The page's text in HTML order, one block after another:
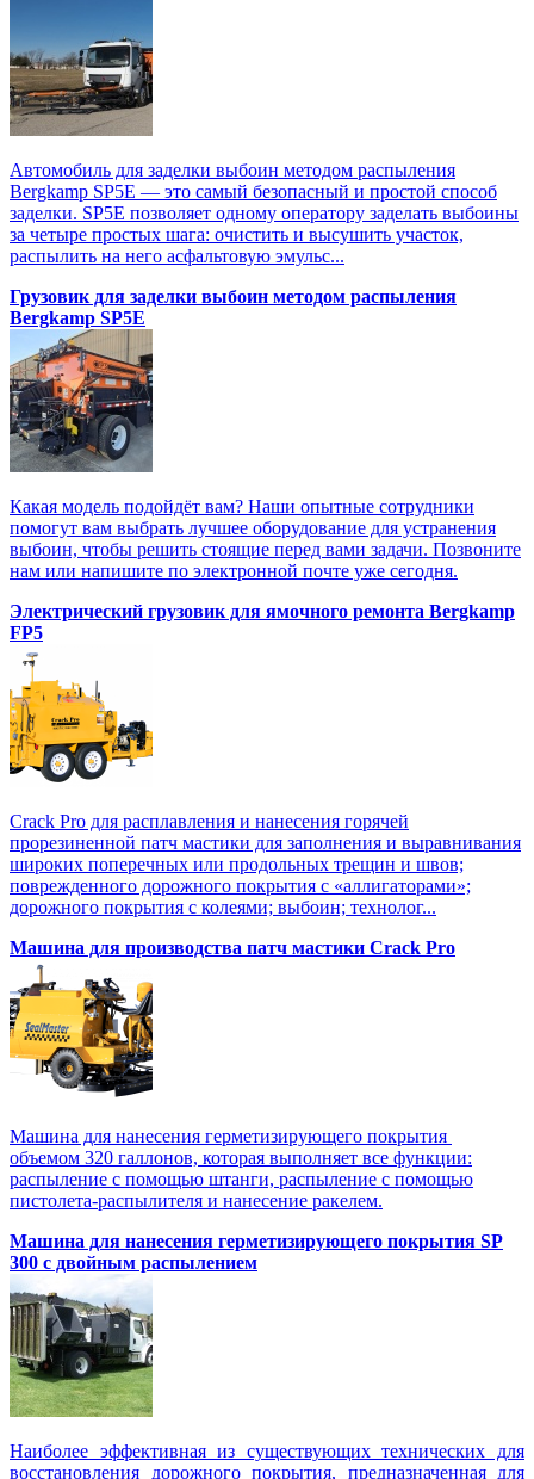
Автомобиль для заделки выбоин методом распыления
Bergkamp SP5E — это самый безопасный и простой способ
заделки. SP5E позволяет одному оператору заделать выбоины
за четыре простых шага: очистить и высушить участок,
распылить на него асфальтовую эмульс...
Грузовик для заделки выбоин методом распыления
Bergkamp SP5E
Какая модель подойдёт вам? Наши опытные сотрудники
помогут вам выбрать лучшее оборудование для устранения
выбоин, чтобы решить стоящие перед вами задачи. Позвоните
нам или напишите по электронной почте уже сегодня.
Электрический грузовик для ямочного ремонта Bergkamp
FP5
Crack Pro для расплавления и нанесения горячей
прорезиненной патч мастики для заполнения и выравнивания
широких поперечных или продольных трещин и швов;
поврежденного дорожного покрытия с «аллигаторами»;
дорожного покрытия с колеями; выбоин; технолог...
Машина для производства патч мастики Crack Pro
Машина для нанесения герметизирующего покрытия
объемом 320 галлонов, которая выполняет все функции:
распыление с помощью штанги, распыление с помощью
пистолета-распылителя и нанесение ракелем.
Машина для нанесения герметизирующего покрытия SP
300 с двойным распылением
Наиболее эффективная из существующих технических для
восстановления дорожного покрытия, предназначенная для